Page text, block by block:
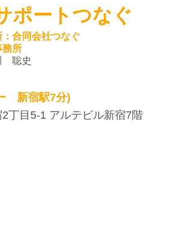
ポートつなぐ
合同会社つなぐ
務所
聡史
新宿駅7分)
丁目5-1 アルテビル新宿7階